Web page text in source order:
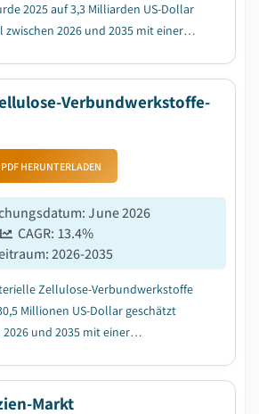
2025 auf 3,3 Milliarden US-Dollar
zwischen 2026 und 2035 mit einer
in der Landwirtschaft....
Verbundwerkstoffe-
HERUNTERLADEN
:June 2026
CAGR: 13.4%
:2026-2035
Zellulose-Verbundwerkstoffe
Millionen US-Dollar geschätzt
und 2035 mit einer
biobasierten Materiali...
Markt